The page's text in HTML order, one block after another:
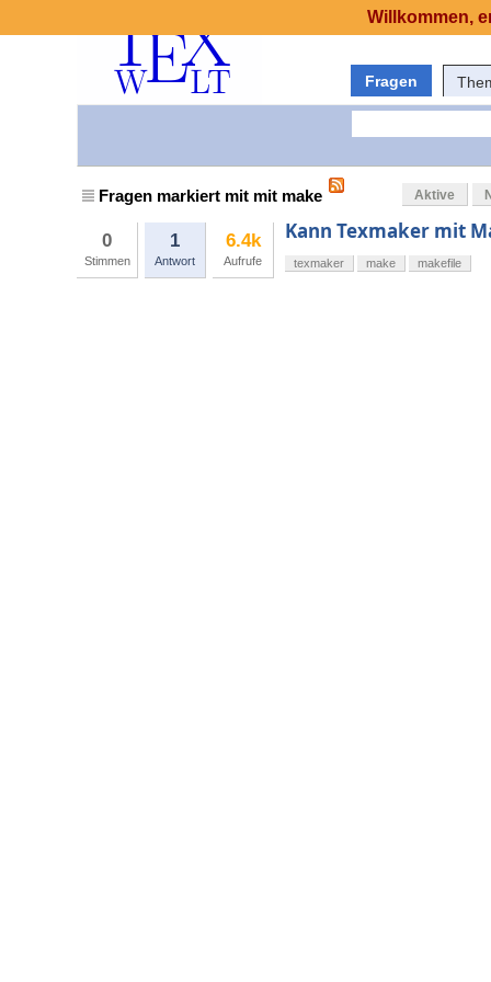
Fragen
Fragen markiert mit mit make Aktive
0
Stimmen
1
Antwort
6.4k
Aufrufe
Kann Texmaker mit
texmaker make makefile
Willkommen,